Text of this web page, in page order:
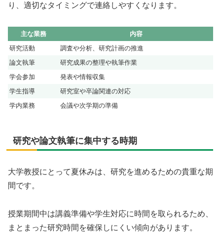
り、適切なタイミングで連絡しやすくなります。
主な業務
内容
研究活動
調査や分析、研究計画の推進
論文執筆
研究成果の整理や執筆作業
学会参加
発表や情報収集
学生指導
研究室や卒論関連の対応
学内業務
会議や次学期の準備
研究や論文執筆に集中する時期
大学教授にとって夏休みは、研究を進めるための貴重な期
間です。
授業期間中は講義準備や学生対応に時間を取られるため、
まとまった研究時間を確保しにくい傾向があります。